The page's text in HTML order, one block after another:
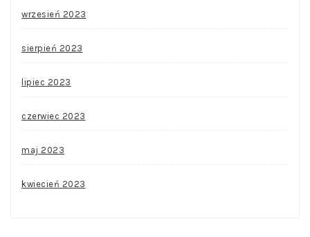
wrzesień 2023
sierpień 2023
lipiec 2023
czerwiec 2023
maj 2023
kwiecień 2023